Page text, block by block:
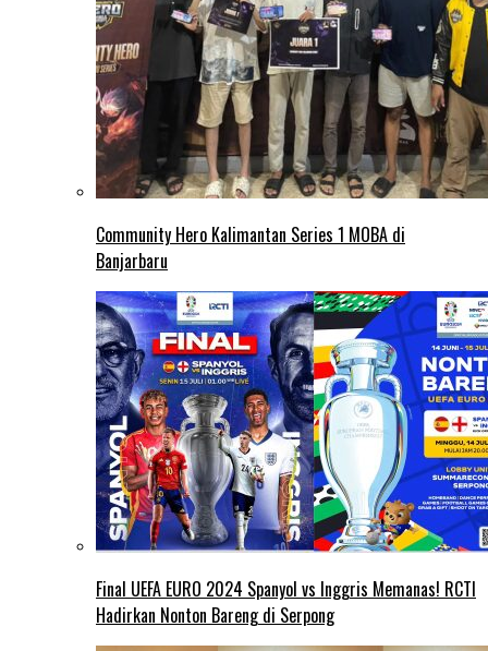
Community Hero Kalimantan Series 1 MOBA di
Banjarbaru
Final UEFA EURO 2024 Spanyol vs Inggris Memanas! RCTI
Hadirkan Nonton Bareng di Serpong